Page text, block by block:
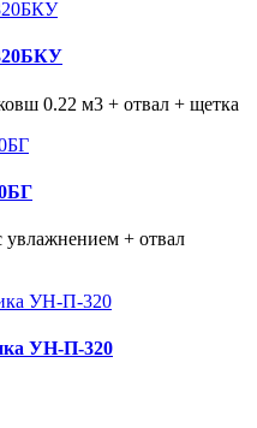
0.22 м3 + отвал + щетка
+ отвал
УН-П-320